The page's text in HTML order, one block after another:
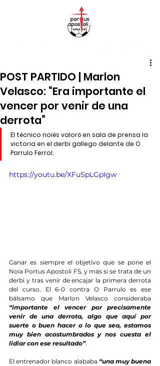
POST PARTIDO | Marlon
Velasco: “Era importante el
vencer por venir de una
derrota”
El técnico noiés valoró en sala de prensa la
victoria en el derbi gallego delante de O
Parrulo Ferrol.
https://youtu.be/XFuSpLGpIgw
Ganar es siempre el objetivo que se pone el
Noia Portus Apostoli FS, y más si se trata de un
derbi y tras venir de encajar la primera derrota
del curso. El 6-0 contra O Parrulo es ese
“importante el vencer por precisamente
venir de una derrota, algo que aquí por
suerte o buen hacer o lo que sea, estamos
muy bien acostumbrados y nos cuesta el
lidiar con ese resultado”.
El entrenador blanco alababa “una muy buena